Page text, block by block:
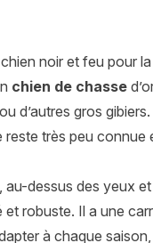
noir et feu pour
chien de chasse
d’autres gros
très peu connue
au-dessus des yeux
robuste. Il a une
à chaque